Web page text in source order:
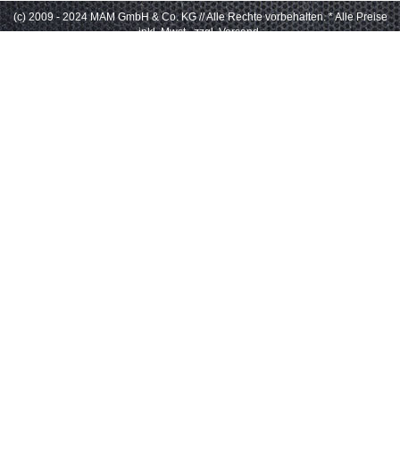
(c) 2009 - 2024 MAM GmbH & Co. KG // Alle Rechte vorbehalten. * Alle Preise
inkl. Mwst., zzgl. Versand.